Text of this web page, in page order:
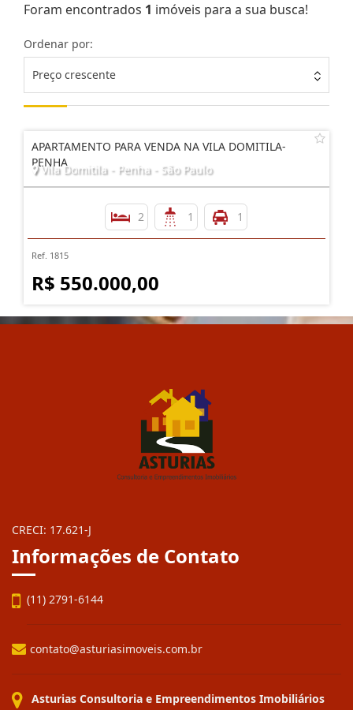
Foram encontrados 1 imóveis para a sua busca!
Ordenar por:
Preço crescente
APARTAMENTO PARA VENDA NA VILA DOMITILA-
PENHA
Vila Domitila - Penha - São Paulo
2 1 1
Ref. 1815
R$ 550.000,00
CRECI: 17.621-J
Informações de Contato
(11) 2791-6144
contato@asturiasimoveis.com.br
Asturias Consultoria e Empreendimentos Imobiliários